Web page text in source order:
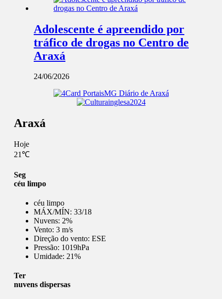
Adolescente é apreendido por
tráfico de drogas no Centro de
Araxá
24/06/2026
Araxá
Hoje
21℃
Seg
céu limpo
céu limpo
MÁX/MÍN: 33/18
Nuvens: 2%
Vento: 3 m/s
Direção do vento: ESE
Pressão: 1019hPa
Umidade: 21%
Ter
nuvens dispersas